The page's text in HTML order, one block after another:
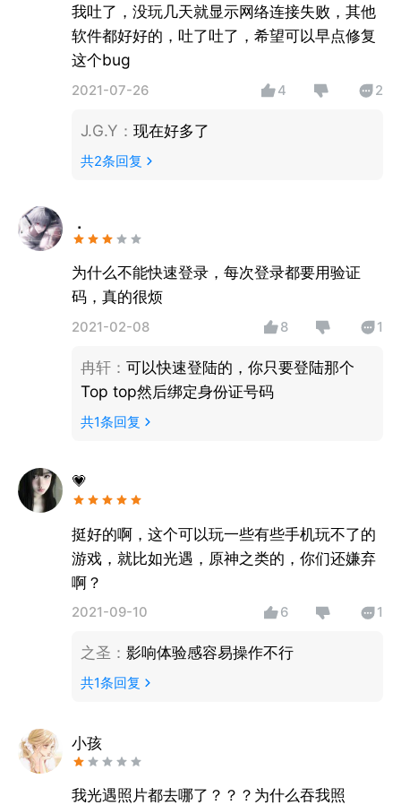
我吐了，没玩几天就显示网络连接失败，其他
软件都好好的，吐了吐了，希望可以早点修复
这个bug
2021-07-26 4 2
J.G.Y ： 现在好多了
共2条回复
为什么不能快速登录，每次登录都要用验证
码，真的很烦
2021-02-08 8 1
冉轩： 可以快速登陆的，你只要登陆那个
Top top然后绑定身份证号码
共1条回复
💗
挺好的啊，这个可以玩一些有些手机玩不了的
游戏，就比如光遇，原神之类的，你们还嫌弃
啊？
2021-09-10 6 1
之圣 ： 影响体验感容易操作不行
共1条回复
小孩
我光遇照片都去哪了？？？为什么吞我照